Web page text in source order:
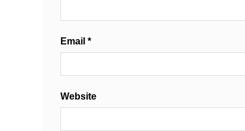
Email *
Website